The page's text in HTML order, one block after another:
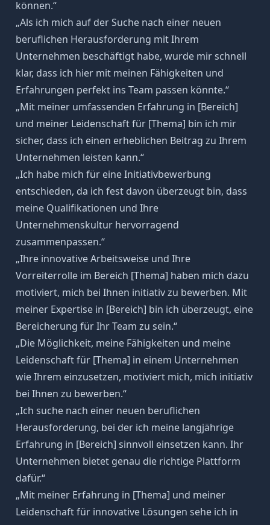
können.“
„Als ich mich auf der Suche nach einer neuen
beruflichen Herausforderung mit Ihrem
Unternehmen beschäftigt habe, wurde mir schnell
klar, dass ich hier mit meinen Fähigkeiten und
Erfahrungen perfekt ins Team passen könnte.“
„Mit meiner umfassenden Erfahrung in [Bereich]
und meiner Leidenschaft für [Thema] bin ich mir
sicher, dass ich einen erheblichen Beitrag zu Ihrem
Unternehmen leisten kann.“
„Ich habe mich für eine Initiativbewerbung
entschieden, da ich fest davon überzeugt bin, dass
meine Qualifikationen und Ihre
Unternehmenskultur hervorragend
zusammenpassen.“
„Ihre innovativeArbeitsweiseund Ihre
Vorreiterrolle im Bereich [Thema] haben mich dazu
motiviert, mich bei Ihnen initiativ zu bewerben. Mit
meiner Expertise in [Bereich] bin ich überzeugt, eine
Bereicherung für Ihr Team zu sein.“
„Die Möglichkeit, meine Fähigkeiten und meine
Leidenschaft für [Thema] in einem Unternehmen
wie Ihrem einzusetzen, motiviert mich, mich initiativ
bei Ihnen zu bewerben.“
„Ich suche nach einer neuen beruflichen
Herausforderung, bei der ich meine langjährige
Erfahrung in [Bereich] sinnvoll einsetzen kann. Ihr
Unternehmen bietet genau die richtige Plattform
dafür.“
„Mit meiner Erfahrung in [Thema] und meiner
Leidenschaft für innovative Lösungen sehe ich in